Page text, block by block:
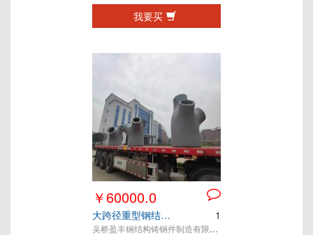
我要买
￥60000.0
大跨径重型钢结构工程定制铸钢件 1
吴桥盈丰钢结构铸钢件制造有限公司